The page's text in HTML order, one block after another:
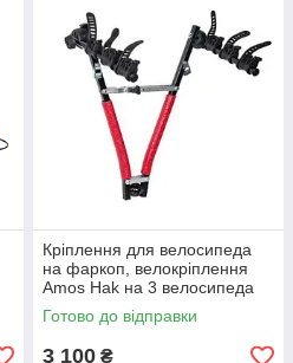
Кріплення для велосипеда
на фаркоп, велокріплення
Amos Hak на 3 велосипеда
AMH3
Готово до відправки
3 100 ₴